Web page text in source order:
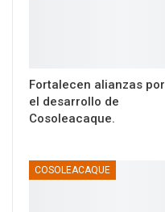
Fortalecen alianzas por
el desarrollo de
Cosoleacaque.
COSOLEACAQUE